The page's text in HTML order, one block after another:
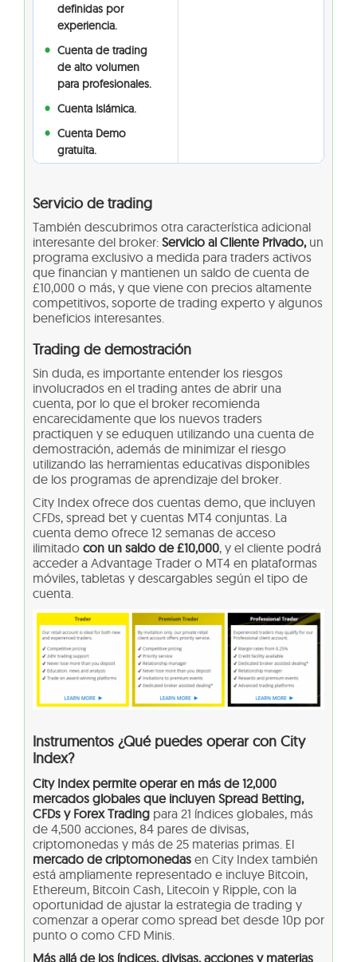
definidas por
experiencia.
Cuenta de trading
de alto volumen
para profesionales.
Cuenta Islámica.
Cuenta Demo
gratuita.
Servicio de trading
También descubrimos otra característica adicional
interesante del broker: Servicio al Cliente Privado,un
programa exclusivo a medida para traders activos
que financian y mantienen un saldo de cuenta de
£10,000 o más, y que viene con precios altamente
competitivos, soporte de trading experto y algunos
beneficios interesantes.
Trading de demostración
Sin duda, es importante entender los riesgos
involucrados en el trading antes de abrir una
cuenta, por lo que el broker recomienda
encarecidamente que los nuevos traders
practiquen y se eduquen utilizando una cuenta de
demostración, además de minimizar el riesgo
utilizando las herramientas educativas disponibles
de los programas de aprendizaje del broker.
City Index ofrece dos cuentas demo, que incluyen
CFDs, spread bet y cuentas MT4 conjuntas. La
cuenta demo ofrece 12 semanas de acceso
ilimitado con un saldo de £10,000, y el cliente podrá
acceder a Advantage Trader o MT4 en plataformas
móviles, tabletas y descargables según el tipo de
cuenta.
Instrumentos ¿Qué puedes operar con City
Index?
City Index permite operar en más de 12,000
mercados globales que incluyen Spread Betting,
CFDs y Forex Trading para 21 índices globales, más
de 4,500 acciones, 84 pares de divisas,
criptomonedas y más de 25 materias primas. El
mercado de criptomonedas en City Index también
está ampliamente representado e incluye Bitcoin,
Ethereum, Bitcoin Cash, Litecoin y Ripple, con la
oportunidad de ajustar la estrategia de trading y
comenzar a operar como spread bet desde 10p por
punto o como CFD Minis.
Más allá de los índices, divisas, acciones y materias